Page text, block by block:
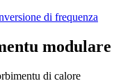
di frequenza
modulare